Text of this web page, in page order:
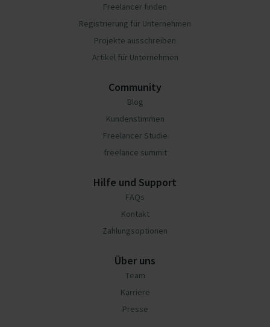
Freelancer finden
Registrierung für Unternehmen
Projekte ausschreiben
Artikel für Unternehmen
Community
Blog
Kundenstimmen
Freelancer Studie
freelance summit
Hilfe und Support
FAQs
Kontakt
Zahlungsoptionen
Über uns
Team
Karriere
Presse